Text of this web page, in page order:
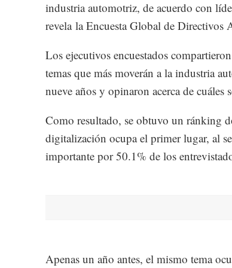
industria automotriz, de acuerdo con
revela la Encuesta Global de
Los ejecutivos encuestados
temas que más moverán a la industria
nueve años y opinaron acerca de cuáles
Como resultado, se obtuvo un ránking
digitalización ocupa el primer lugar, al
importante por 50.1% de los
Apenas un año antes, el mismo tema